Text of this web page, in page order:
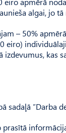
algai, jo
– 50%
izdevumus,
sadaļā ”Darba
prasītā